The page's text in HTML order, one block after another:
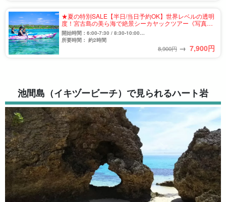
★夏の特別SALE【半日/当日予約OK】世界レベルの透明
度！宮古島の美ら海で絶景シーカヤックツアー《写真無
料＆送迎相談可》子連れ家族・団体にもおすすめ
（No.933）
開始時間：6:00-7:30 / 8:30-10:00
10:30-12:00 / 13:30-15:00
所要時間： 約2時間
8,900円 → 7,900円
池間島（イキヅービーチ）で見られるハート岩